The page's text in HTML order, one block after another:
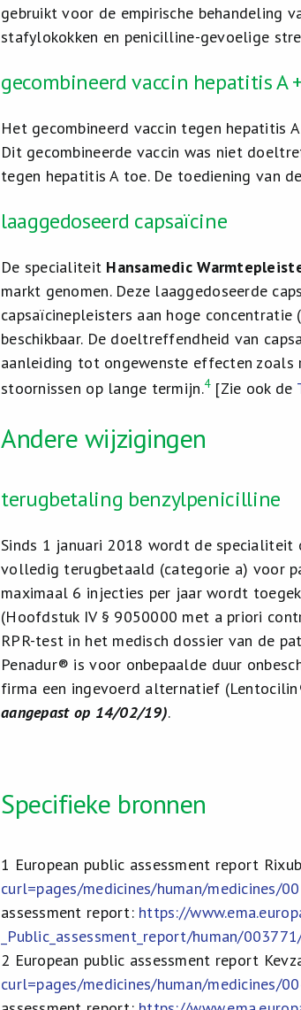
gebruikt voor de empirische behandeling
stafylokokken en penicilline-gevoelige
gecombineerd vaccin hepatitis A
Het gecombineerd vaccin tegen hepatitis
Dit gecombineerde vaccin was niet
tegen hepatitis A toe. De toediening van
laaggedoseerd capsaïcine
De specialiteit Hansamedic
markt genomen. Deze laaggedoseerde
capsaïcinepleisters aan hoge
beschikbaar. De doeltreffendheid van
aanleiding tot ongewenste effecten zoals
stoornissen op lange termijn.4[Zie ook de
Andere wijzigingen
terugbetaling benzylpenicilline
Sinds 1 januari 2018 wordt de specialiteit
volledig terugbetaald (categorie a) voor
maximaal 6 injecties per jaar wordt
(Hoofdstuk IV § 9050000 met a priori
RPR-test in het medisch dossier van de
Penadur® is voor onbepaalde duur
firma een ingevoerd alternatief
aangepast op 14/02/19).
Specifieke bronnen
1 European public assessment report
curl=pages/medicines/human/medicines/
assessment report: https://
_Public_assessment_report/human/
2 European public assessment report
curl=pages/medicines/human/medicines/